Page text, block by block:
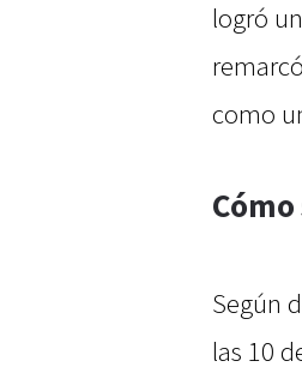
logró
como
Según
las 10